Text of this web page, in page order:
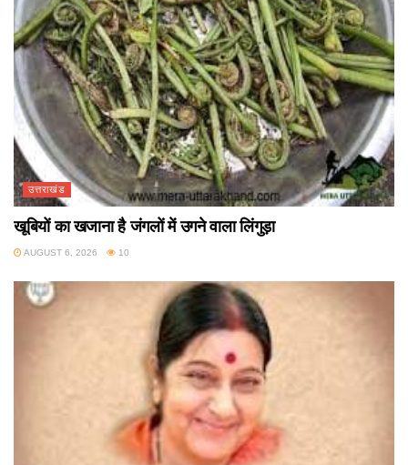
उत्तराखंड
खूबियों का खजाना है जंगलों में उगने वाला लिंगुड़ा
AUGUST 6, 2026 10